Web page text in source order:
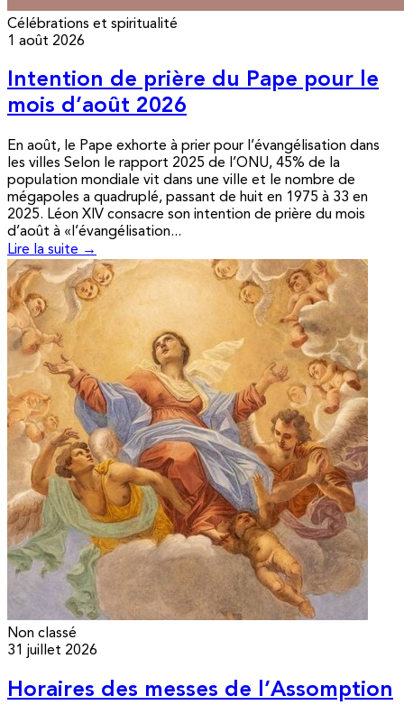
Célébrations et spiritualité
1 août 2026
Intention de prière du Pape pour le
mois d’août 2026
En août, le Pape exhorte à prier pour l’évangélisation dans
les villes Selon le rapport 2025 de l’ONU, 45% de la
population mondiale vit dans une ville et le nombre de
mégapoles a quadruplé, passant de huit en 1975 à 33 en
2025. Léon XIV consacre son intention de prière du mois
d’août à «l’évangélisation...
Lire la suite →
Non classé
31 juillet 2026
Horaires des messes de l’Assomption